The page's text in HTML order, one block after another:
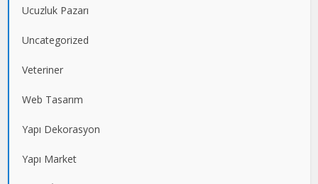
Ucuzluk Pazarı
Uncategorized
Veteriner
Web Tasarım
Yapı Dekorasyon
Yapı Market